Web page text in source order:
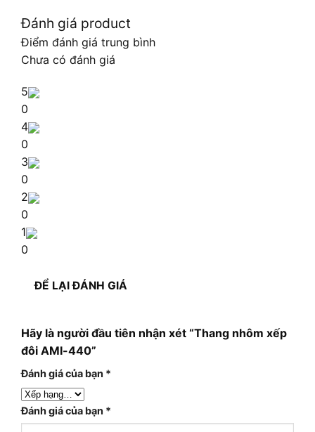
Đánh giá product
Điểm đánh giá trung bình
Chưa có đánh giá
5
0
4
0
3
0
2
0
1
0
ĐỂ LẠI ĐÁNH GIÁ
Hãy là người đầu tiên nhận xét “Thang nhôm xếp
đôi AMI-440”
Đánh giá của bạn *
Đánh giá của bạn *